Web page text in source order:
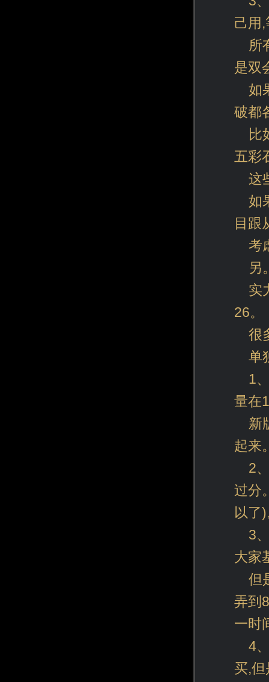
己用
所
是双
如
破都
比
五彩
这
如
目跟
考
另
实
26。
很
单
1
量在
新
起来
2
过分
以了
3
大家
但
弄到
一时
4
买,